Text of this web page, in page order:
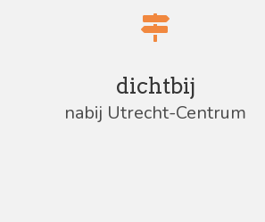
dichtbij
nabij Utrecht-Centrum